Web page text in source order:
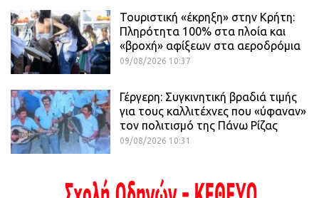
Τουριστική «έκρηξη» στην Κρήτη:
Πληρότητα 100% στα πλοία και
«βροχή» αφίξεων στα αεροδρόμια
09/08/2026 10:37
Γέργερη: Συγκινητική βραδιά τιμής
για τους καλλιτέχνες που «ύφαναν»
τον πολιτισμό της Πάνω Ρίζας
09/08/2026 10:31